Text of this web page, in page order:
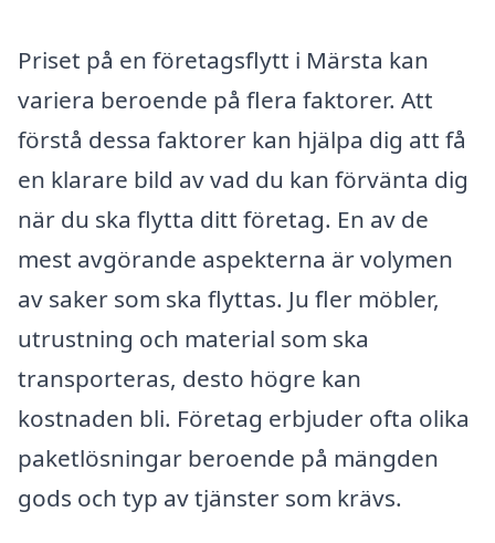
Priset på en företagsflytt i Märsta kan
variera beroende på flera faktorer. Att
förstå dessa faktorer kan hjälpa dig att få
en klarare bild av vad du kan förvänta dig
när du ska flytta ditt företag. En av de
mest avgörande aspekterna är volymen
av saker som ska flyttas. Ju fler möbler,
utrustning och material som ska
transporteras, desto högre kan
kostnaden bli. Företag erbjuder ofta olika
paketlösningar beroende på mängden
gods och typ av tjänster som krävs.